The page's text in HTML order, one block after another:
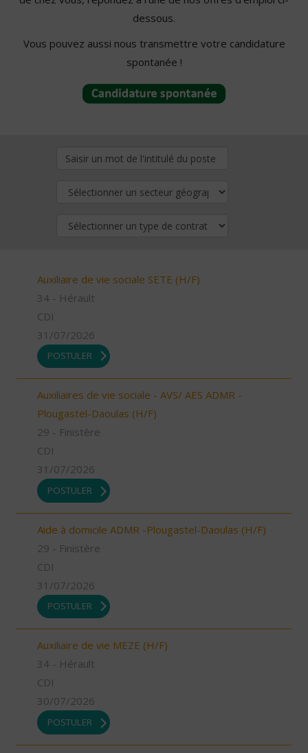
dessous.
Vous pouvez aussi nous transmettre votre candidature
spontanée !
Auxiliaire de vie sociale SETE (H/F)
34 - Hérault
CDI
31/07/2026
POSTULER
Auxiliaires de vie sociale - AVS/ AES ADMR -
Plougastel-Daoulas (H/F)
29 - Finistère
CDI
31/07/2026
POSTULER
Aide à domicile ADMR -Plougastel-Daoulas (H/F)
29 - Finistère
CDI
31/07/2026
POSTULER
Auxiliaire de vie MEZE (H/F)
34 - Hérault
CDI
30/07/2026
POSTULER